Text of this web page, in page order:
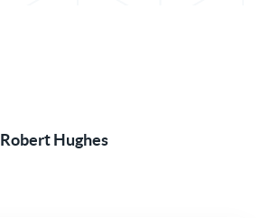
Robert Hughes